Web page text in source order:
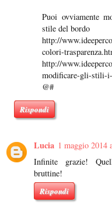
Puoi ovviamente
stile del bordo
http://
colori-
http://
modificare-gli-stili-
@#
Rispondi
Lucia 1 maggio 2014
Infinite grazie!
bruttine!
Rispondi